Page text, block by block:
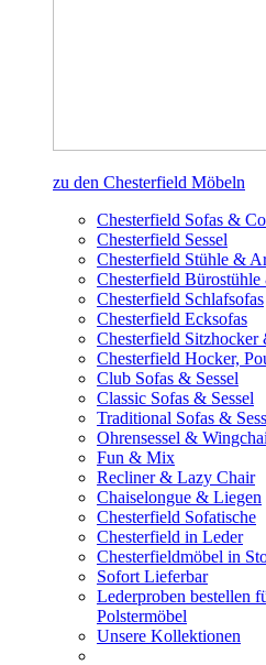
zu den Chesterfield Möbeln
Chesterfield Sofas &
Chesterfield Sessel
Chesterfield Stühle &
Chesterfield
Chesterfield Schlafsofas
Chesterfield Ecksofas
Chesterfield Sitzhocker
Chesterfield Hocker,
Club Sofas & Sessel
Classic Sofas & Sessel
Traditional Sofas &
Ohrensessel &
Fun & Mix
Recliner & Lazy Chair
Chaiselongue & Liegen
Chesterfield Sofatische
Chesterfield in Leder
Chesterfieldmöbel in
Sofort Lieferbar
Lederproben bestellen
Polstermöbel
Unsere Kollektionen